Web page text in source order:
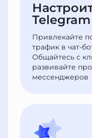
Привлекайте
трафик в чат-
Общайтесь с
развивайте
мессенджеров